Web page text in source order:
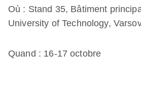
Où : Stand 35, Bâtiment
University of Technology,
Quand : 16-17 octobre